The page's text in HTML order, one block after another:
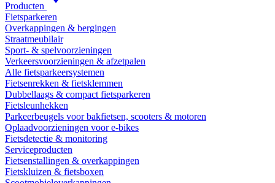
Producten
Fietsparkeren
Overkappingen & bergingen
Straatmeubilair
Sport- & spelvoorzieningen
Verkeersvoorzieningen & afzetpalen
Alle fietsparkeersystemen
Fietsenrekken & fietsklemmen
Dubbellaags & compact fietsparkeren
Fietsleunhekken
Parkeerbeugels voor bakfietsen, scooters & motoren
Oplaadvoorzieningen voor e-bikes
Fietsdetectie & monitoring
Serviceproducten
Fietsenstallingen & overkappingen
Fietskluizen & fietsboxen